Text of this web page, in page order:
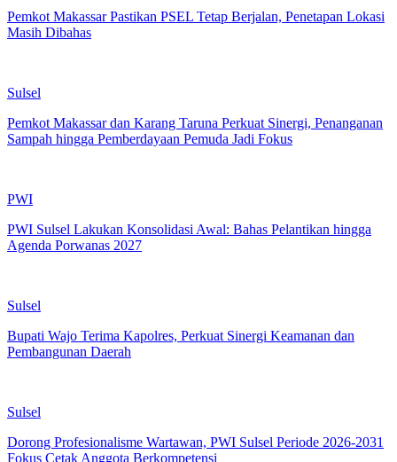
Pemkot Makassar Pastikan PSEL Tetap Berjalan, Penetapan Lokasi
Masih Dibahas
Sulsel
Pemkot Makassar dan Karang Taruna Perkuat Sinergi, Penanganan
Sampah hingga Pemberdayaan Pemuda Jadi Fokus
PWI
PWI Sulsel Lakukan Konsolidasi Awal: Bahas Pelantikan hingga
Agenda Porwanas 2027
Sulsel
Bupati Wajo Terima Kapolres, Perkuat Sinergi Keamanan dan
Pembangunan Daerah
Sulsel
Dorong Profesionalisme Wartawan, PWI Sulsel Periode 2026-2031
Fokus Cetak Anggota Berkompetensi